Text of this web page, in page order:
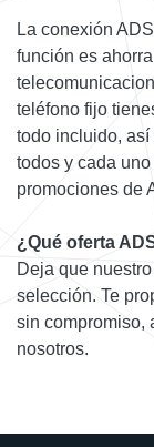
La conexión
función es
teléfono fijo
todo incluido,
todos y cada
promociones de
¿Qué oferta
Deja que
selección. Te
sin compromiso,
nosotros.